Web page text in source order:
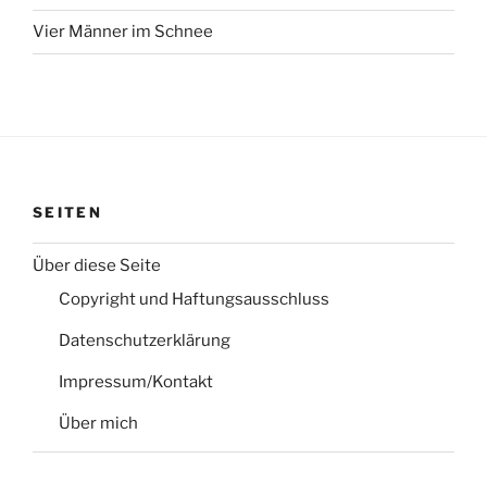
Vier Männer im Schnee
SEITEN
Über diese Seite
Copyright und Haftungsausschluss
Datenschutzerklärung
Impressum/Kontakt
Über mich